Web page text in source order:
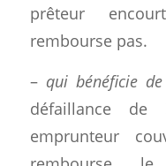
prêteur
rembourse pas.
– qui bénéficie
défaillance de
emprunteur